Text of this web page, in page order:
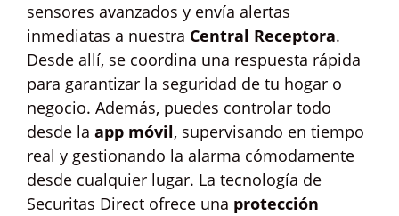
sensores avanzados y envía alertas
inmediatas a nuestra Central Receptora.
Desde allí, se coordina una respuesta rápida
para garantizar la seguridad de tu hogar o
negocio. Además, puedes controlar todo
desde la app móvil, supervisando en tiempo
real y gestionando la alarma cómodamente
desde cualquier lugar. La tecnología de
Securitas Direct ofrece una protección